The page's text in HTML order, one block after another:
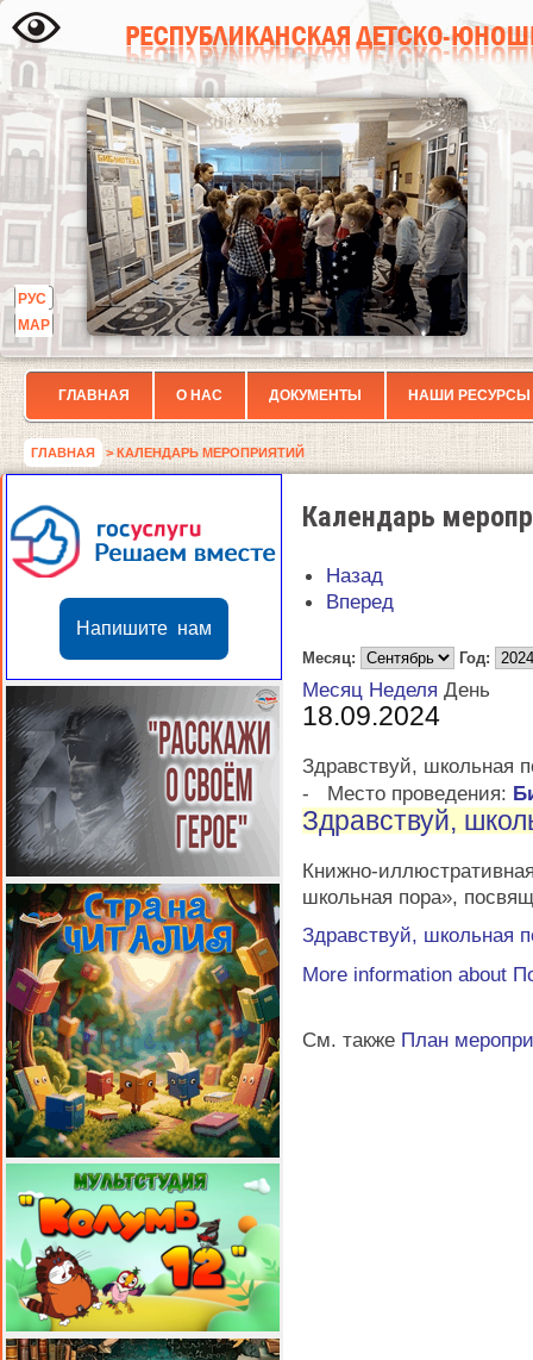
РУС
МАР
ГЛАВНАЯ О НАС ДОКУМЕНТЫ НАШИ РЕСУРСЫ
ГЛАВНАЯ > КАЛЕНДАРЬ МЕРОПРИЯТИЙ
Напишите нам
Календарь
Назад
Вперед
Месяц: Год:
Месяц Неделя День
18.09.2024
Здравствуй, школьная
-
Место проведения:
Здравствуй,
Книжно-
школьная пора»,
Здравствуй, школьная
More information about
См. также План